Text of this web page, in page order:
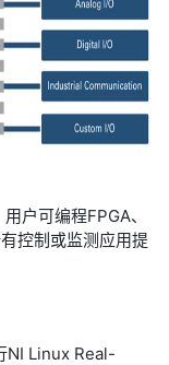
户可编程FPGA、
控制或监测应用提
NI Linux Real-